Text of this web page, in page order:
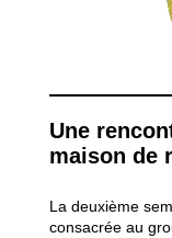
Une
maison de
La deuxième
consacrée au